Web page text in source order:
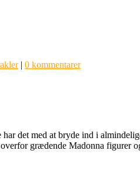
| 0 kommentarer
det med at bryde ind i
grædende Madonna figurer